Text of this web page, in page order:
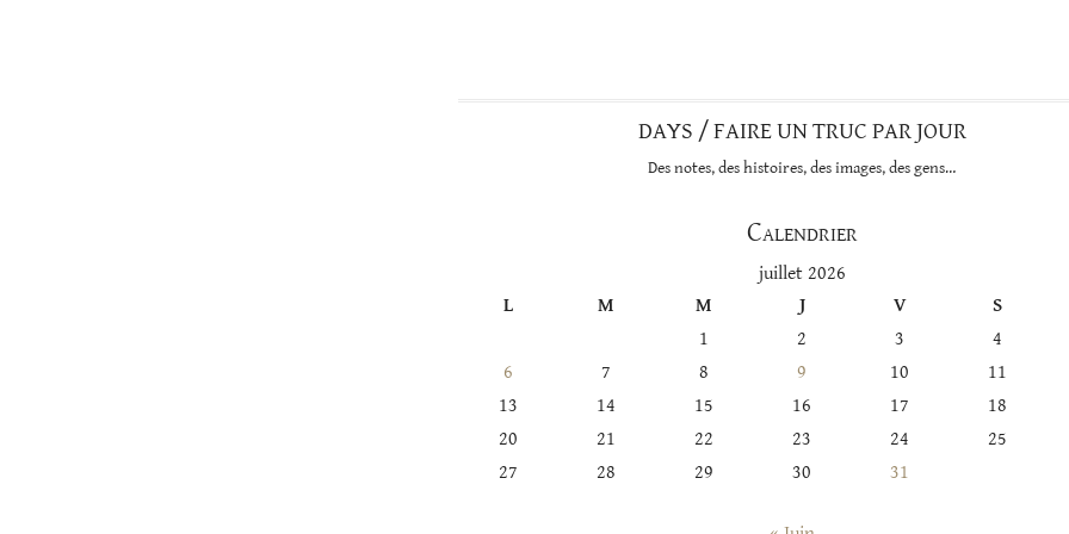
DAYS / FAIRE UN TRUC PAR JOUR
Des notes, des histoires, des images, des gens…
Calendrier
juillet 2026
L
M M J V S
1
2 3 4
6
7 8 9 10 11
13
14 15 16 17 18
20
21 22 23 24 25
27
28 29 30 31